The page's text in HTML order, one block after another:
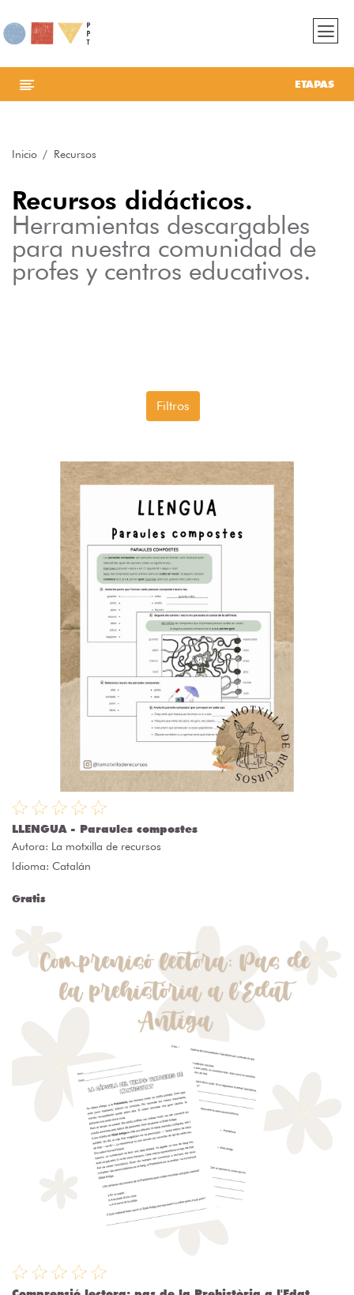
ETAPAS
Inicio Recursos
Recursos didácticos.
Herramientas descargables
para nuestra comunidad de
profes y centros educativos.
Filtros
LLENGUA - Paraules compostes
Autora: La motxilla de recursos
Idioma: Catalán
Gratis